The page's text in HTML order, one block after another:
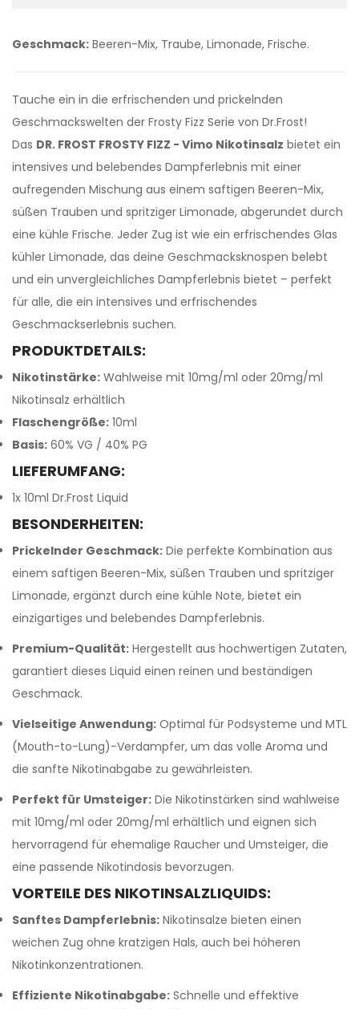
Geschmack: Beeren-Mix, Traube, Limonade, Frische.
Tauche ein in die erfrischenden und prickelnden
Geschmackswelten der Frosty Fizz Serie von Dr.Frost!
Das DR. FROST FROSTY FIZZ - Vimo Nikotinsalz bietet ein
intensives und belebendes Dampferlebnis mit einer
aufregenden Mischung aus einem saftigen Beeren-Mix,
süßen Trauben und spritziger Limonade, abgerundet durch
eine kühle Frische. Jeder Zug ist wie ein erfrischendes Glas
kühler Limonade, das deine Geschmacksknospen belebt
und ein unvergleichliches Dampferlebnis bietet – perfekt
für alle, die ein intensives und erfrischendes
Geschmackserlebnis suchen.
PRODUKTDETAILS:
Nikotinstärke: Wahlweise mit 10mg/ml oder 20mg/ml
Nikotinsalz erhältlich
Flaschengröße: 10ml
Basis: 60% VG / 40% PG
LIEFERUMFANG:
1x 10ml Dr.Frost Liquid
BESONDERHEITEN:
Prickelnder Geschmack: Die perfekte Kombination aus
einem saftigen Beeren-Mix, süßen Trauben und spritziger
Limonade, ergänzt durch eine kühle Note, bietet ein
einzigartiges und belebendes Dampferlebnis.
Premium-Qualität: Hergestellt aus hochwertigen Zutaten,
garantiert dieses Liquid einen reinen und beständigen
Geschmack.
Vielseitige Anwendung: Optimal für Podsysteme und MTL
(Mouth-to-Lung)-Verdampfer, um das volle Aroma und
die sanfte Nikotinabgabe zu gewährleisten.
Perfekt für Umsteiger: Die Nikotinstärken sind wahlweise
mit 10mg/ml oder 20mg/ml erhältlich und eignen sich
hervorragend für ehemalige Raucher und Umsteiger, die
eine passende Nikotindosis bevorzugen.
VORTEILE DES NIKOTINSALZLIQUIDS:
Sanftes Dampferlebnis: Nikotinsalze bieten einen
weichen Zug ohne kratzigen Hals, auch bei höheren
Nikotinkonzentrationen.
Effiziente Nikotinabgabe: Schnelle und effektive